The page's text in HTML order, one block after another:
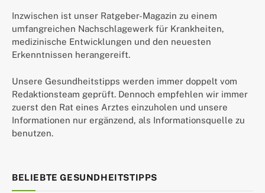
Inzwischen ist unser Ratgeber-Magazin zu einem
umfangreichen Nachschlagewerk für Krankheiten,
medizinische Entwicklungen und den neuesten
Erkenntnissen herangereift.
Unsere Gesundheitstipps werden immer doppelt vom
Redaktionsteam geprüft. Dennoch empfehlen wir immer
zuerst den Rat eines Arztes einzuholen und unsere
Informationen nur ergänzend, als Informationsquelle zu
benutzen.
BELIEBTE GESUNDHEITSTIPPS